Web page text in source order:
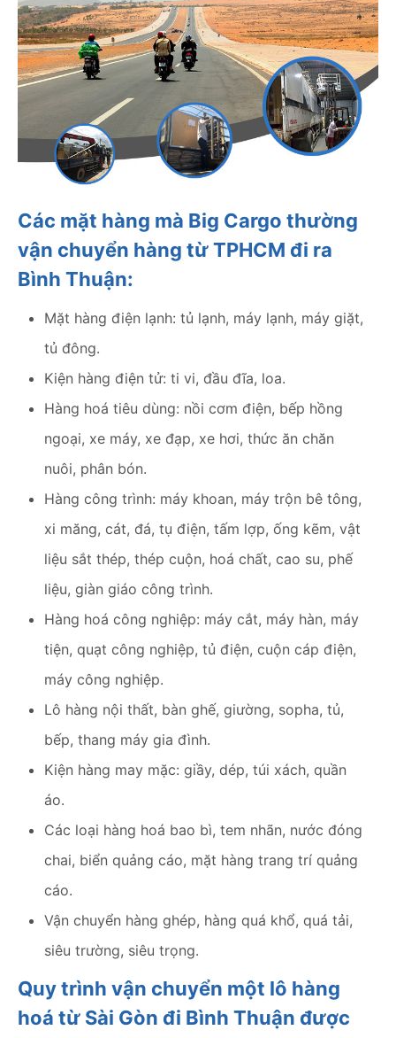
Các mặt hàng mà Big Cargo thường
vận chuyển hàng từ TPHCM đi ra
Bình Thuận:
Mặt hàng điện lạnh: tủ lạnh, máy lạnh, máy giặt,
tủ đông.
Kiện hàng điện tử: ti vi, đầu đĩa, loa.
Hàng hoá tiêu dùng: nồi cơm điện, bếp hồng
ngoại, xe máy, xe đạp, xe hơi, thức ăn chăn
nuôi, phân bón.
Hàng công trình: máy khoan, máy trộn bê tông,
xi măng, cát, đá, tụ điện, tấm lợp, ống kẽm, vật
liệu sắt thép, thép cuộn, hoá chất, cao su, phế
liệu, giàn giáo công trình.
Hàng hoá công nghiệp: máy cắt, máy hàn, máy
tiện, quạt công nghiệp, tủ điện, cuộn cáp điện,
máy công nghiệp.
Lô hàng nội thất, bàn ghế, giường, sopha, tủ,
bếp, thang máy gia đình.
Kiện hàng may mặc: giầy, dép, túi xách, quần
áo.
Các loại hàng hoá bao bì, tem nhãn, nước đóng
chai, biển quảng cáo, mặt hàng trang trí quảng
cáo.
Vận chuyển hàng ghép, hàng quá khổ, quá tải,
siêu trường, siêu trọng.
Quy trình vận chuyển một lô hàng
hoá từ Sài Gòn đi Bình Thuận được